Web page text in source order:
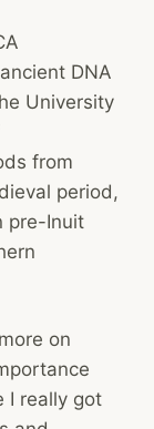
DNA
University
from
period,
pre-Inuit
on
I really got